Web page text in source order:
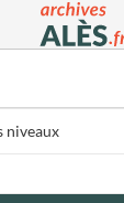
niveaux